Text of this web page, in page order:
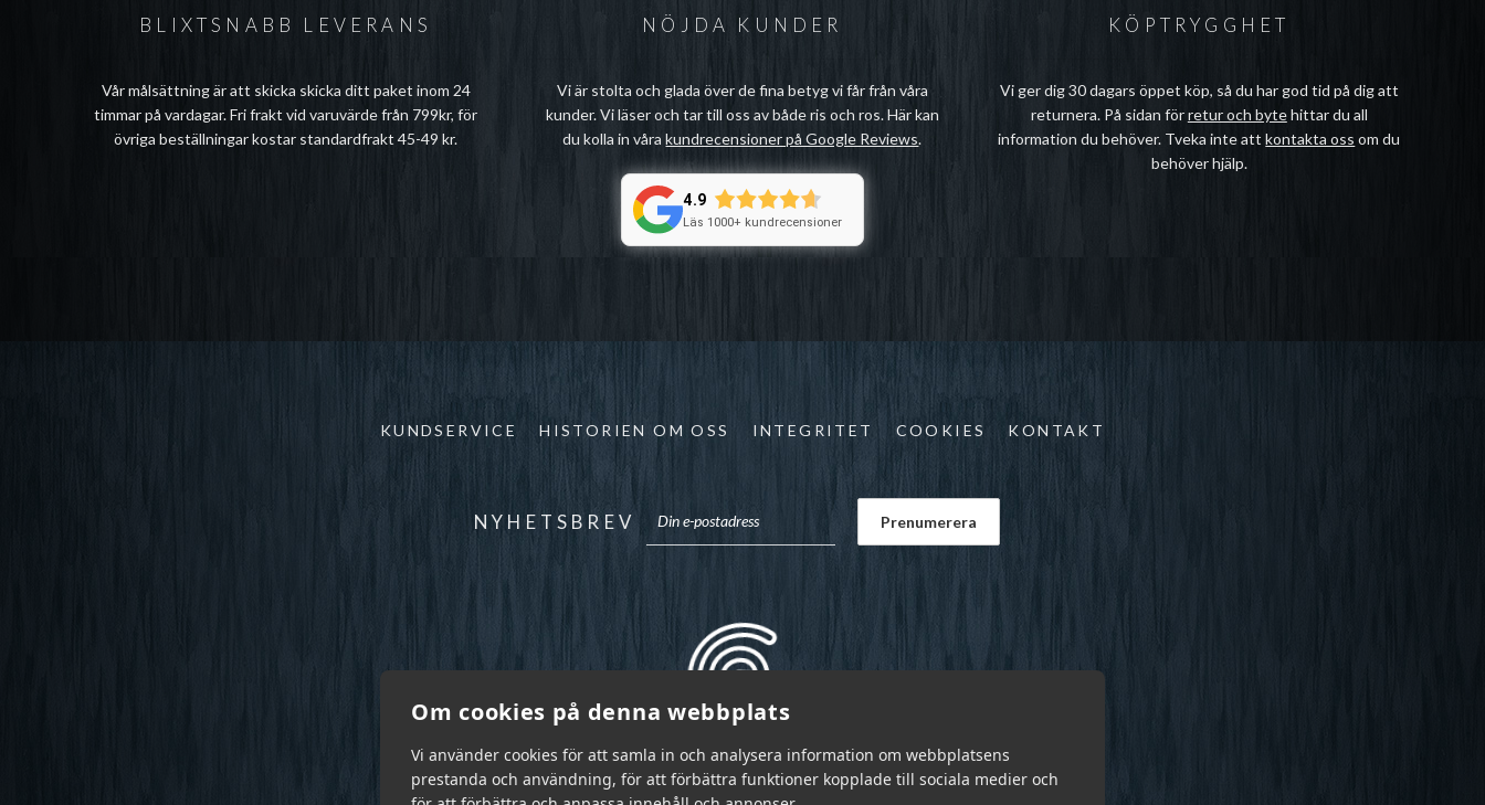
Om cookies på denna webbplats
Vi använder cookies för att samla in och analysera information om webbplatsens
prestanda och användning, för att förbättra funktioner kopplade till sociala medier och
BLIXTSNABB LEVERANS
Vår målsättning är att skicka skicka ditt paket inom 24
timmar på vardagar. Fri frakt vid varuvärde från 799kr, för
övriga beställningar kostar standardfrakt 45-49 kr.
NÖJDA KUNDER
Vi är stolta och glada över de fina betyg vi får från våra
kunder. Vi läser och tar till oss av både ris och ros. Här kan
du kolla in vårakundrecensioner på Google Reviews.
4.9
Läs 1000+ kundrecensioner
KÖPTRYGGHET
Vi ger dig 30 dagars öppet köp, så du har god tid på dig att
returnera. På sidan förretur och bytehittar du all
information du behöver. Tveka inte attkontakta oss om du
behöver hjälp.
KUNDSERVICE HISTORIEN OM OSS INTEGRITET COOKIES KONTAKT
NYHETSBREV